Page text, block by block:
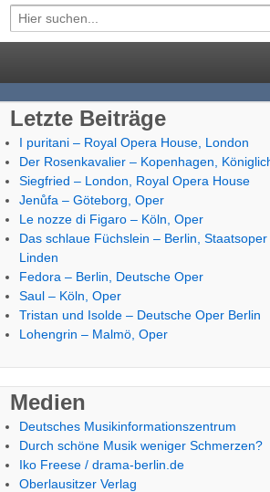
Letzte Beiträge
I puritani – Royal Opera House, London
Der Rosenkavalier – Kopenhagen,
Siegfried – London, Royal Opera House
Jenůfa – Göteborg, Oper
Le nozze di Figaro – Köln, Oper
Das schlaue Füchslein – Berlin,
Linden
Fedora – Berlin, Deutsche Oper
Saul – Köln, Oper
Tristan und Isolde – Deutsche Oper Berlin
Lohengrin – Malmö, Oper
Medien
Deutsches Musikinformationszentrum
Durch schöne Musik weniger Schmerzen?
Iko Freese / drama-berlin.de
Oberlausitzer Verlag